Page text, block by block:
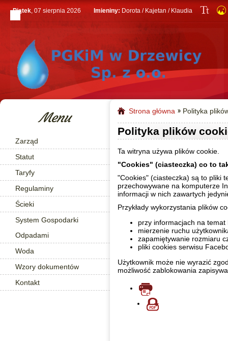
Piątek, 07 sierpnia 2026 Imieniny: Dorota / Kajetan / Klaudia
Menu
Zarząd
Statut
Taryfy
Regulaminy
Ścieki
System Gospodarki
Odpadami
Woda
Wzory dokumentów
Kontakt
Strona główna Polityka
Polityka plików
Ta witryna używa plików cookie.
"Cookies" (ciasteczka) co to
"Cookies" (ciasteczka) są to pliki
przechowywane na komputerze
informacji w nich zawartych
Przykłady wykorzystania plików
przy informacjach na
mierzenie ruchu
zapamiętywanie rozmiaru
pliki cookies serwisu
Użytkownik może nie wyrazić
możliwość zablokowania